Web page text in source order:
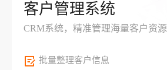
客户管理系统
CRM系统，精准管理海量客户资源
批量整理客户信息